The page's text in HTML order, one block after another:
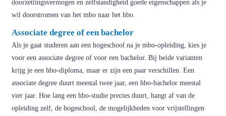
doorzettingsvermogen en zelfstandigheid goede eigenschappen als je
wil doorstromen van het mbo naar het hbo.
Associate degree of een bachelor
Als je gaat studeren aan een hogeschool na je mbo-opleiding, kies je
voor een associate degree of voor een bachelor. Bij beide varianten
krijg je een hbo-diploma, maar er zijn een paar verschillen. Een
associate degree duurt meestal twee jaar, een hbo-bachelor meestal
vier jaar. Hoe lang een hbo-studie precies duurt, hangt af van de
opleiding zelf, de hogeschool, de mogelijkheden voor vrijstellingen